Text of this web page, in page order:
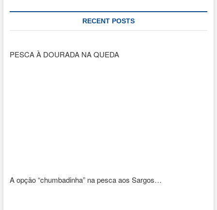
RECENT POSTS
PESCA À DOURADA NA QUEDA
A opção “chumbadinha” na pesca aos Sargos…